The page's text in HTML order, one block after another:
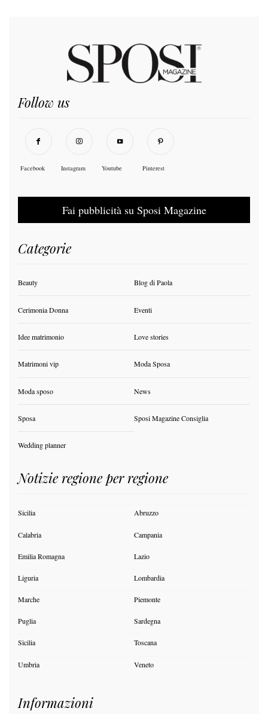
Follow us
Facebook Instagram Youtube Pinterest
Fai pubblicità su Sposi Magazine
Categorie
Beauty Blog di Paola
Cerimonia Donna Eventi
Idee matrimonio Love stories
Matrimoni vip Moda Sposa
Moda sposo News
Sposa Sposi Magazine Consiglia
Wedding planner
Notizie regione per regione
Sicilia Abruzzo
Calabria Campania
Emilia Romagna Lazio
Liguria Lombardia
Marche Piemonte
Puglia Sardegna
Sicilia Toscana
Umbria Veneto
Informazioni